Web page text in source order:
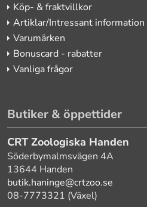
Köp- & fraktvillkor
Artiklar/Intressant information
Varumärken
Bonuscard - rabatter
Vanliga frågor
Butiker & öppettider
CRT Zoologiska Handen
Söderbymalmsvägen 4A
13644 Handen
butik.haninge@crtzoo.se
08-7773321 (Växel)